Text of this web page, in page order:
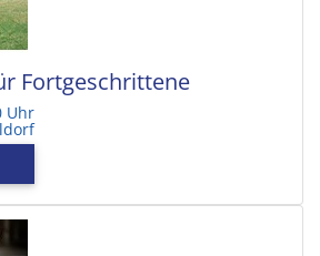
Fortgeschrittene
Uhr